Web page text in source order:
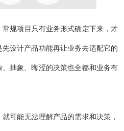
规项目只有业务形式确定下来，才
设计产品功能再让业务去适配它的
抽象、晦涩的决策也全都和业务有
可能无法理解产品的需求和决策，